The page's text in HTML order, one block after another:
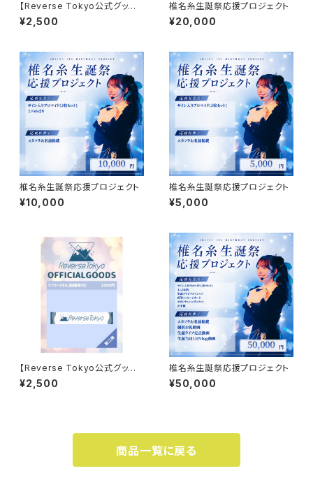
【Reverse Tokyo公式グッズ】
ペンライト
¥2,500
椎名糸生誕祭応援プロジェクト
¥20,000
椎名糸生誕祭応援プロジェクト
¥10,000
椎名糸生誕祭応援プロジェクト
¥5,000
【Reverse Tokyo公式グッズ】
マフラータオル
¥2,500
椎名糸生誕祭応援プロジェクト
¥50,000
商品一覧に戻る